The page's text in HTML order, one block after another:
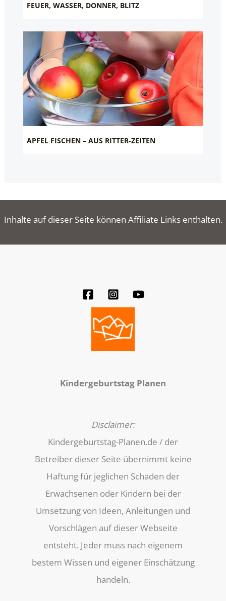
FEUER, WASSER, DONNER, BLITZ
APFEL FISCHEN – AUS RITTER-ZEITEN
Inhalte auf dieser Seite können Affiliate Links enthalten.
Kindergeburtstag Planen
Disclaimer:
Kindergeburtstag-Planen.de / der
Betreiber dieser Seite übernimmt keine
Haftung für jeglichen Schaden der
Erwachsenen oder Kindern bei der
Umsetzung von Ideen, Anleitungen und
Vorschlägen auf dieser Webseite
entsteht. Jeder muss nach eigenem
bestem Wissen und eigener Einschätzung
handeln.